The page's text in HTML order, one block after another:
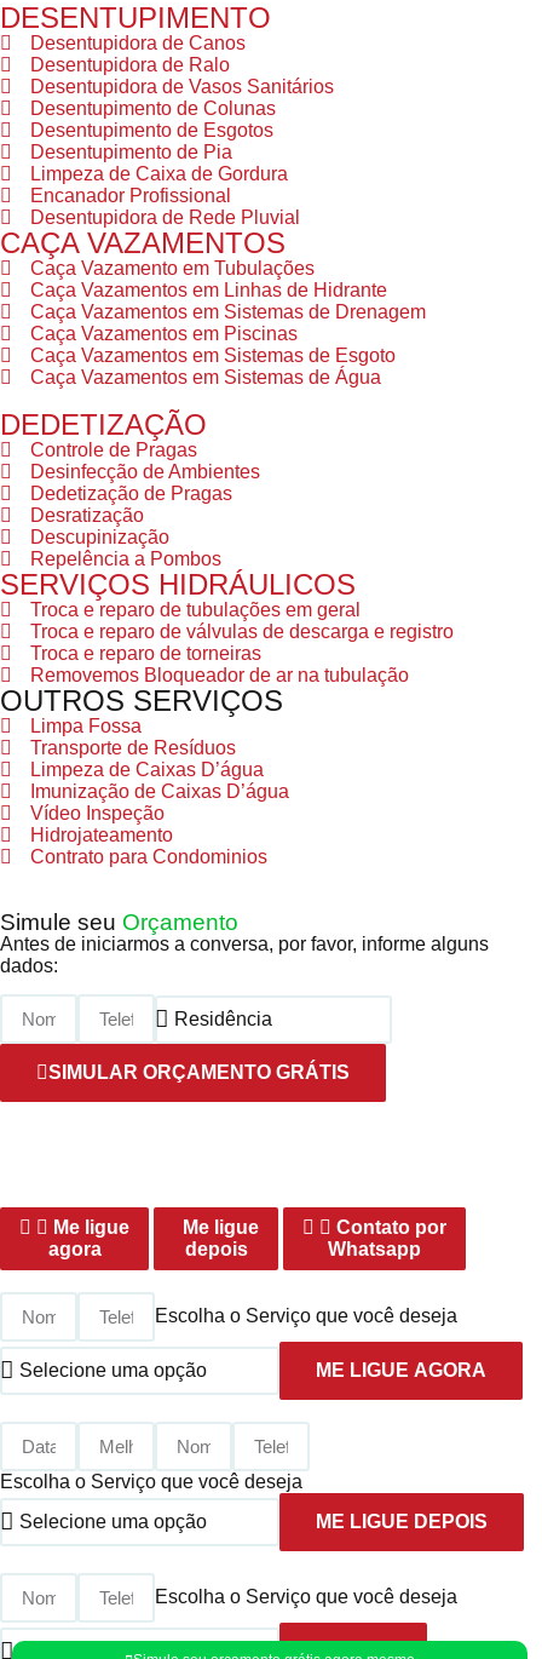
DESENTUPIMENTO
Desentupidora de Canos
Desentupidora de Ralo
Desentupidora de Vasos Sanitários
Desentupimento de Colunas
Desentupimento de Esgotos
Desentupimento de Pia
Limpeza de Caixa de Gordura
Encanador Profissional
Desentupidora de Rede Pluvial
CAÇA VAZAMENTOS
Caça Vazamento em Tubulações
Caça Vazamentos em Linhas de Hidrante
Caça Vazamentos em Sistemas de Drenagem
Caça Vazamentos em Piscinas
Caça Vazamentos em Sistemas de Esgoto
Caça Vazamentos em Sistemas de Água
DEDETIZAÇÃO
Controle de Pragas
Desinfecção de Ambientes
Dedetização de Pragas
Desratização
Descupinização
Repelência a Pombos
SERVIÇOS HIDRÁULICOS
Troca e reparo de tubulações em geral
Troca e reparo de válvulas de descarga e registro
Troca e reparo de torneiras
Removemos Bloqueador de ar na tubulação
OUTROS SERVIÇOS
Limpa Fossa
Transporte de Resíduos
Limpeza de Caixas D’água
Imunização de Caixas D’água
Vídeo Inspeção
Hidrojateamento
Contrato para Condominios
Simule seu Orçamento
Antes de iniciarmos a conversa, por favor, informe alguns
dados:
SIMULAR ORÇAMENTO GRÁTIS
Me ligue
agora
Me ligue
depois
Contato por
Whatsapp
Escolha o Serviço que você deseja
ME LIGUE AGORA
Escolha o Serviço que você deseja
ME LIGUE DEPOIS
Escolha o Serviço que você deseja